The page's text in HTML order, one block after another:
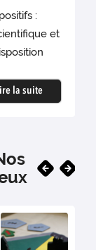
:
et
la suite